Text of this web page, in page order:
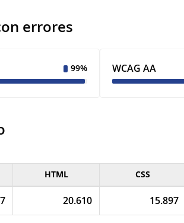
errores
99% WCAG AA
HTML CSS
20.610 15.897